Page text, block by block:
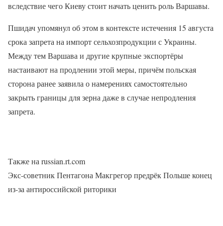
вследствие чего Киеву стоит начать ценить роль Варшавы.
Пшидач упомянул об этом в контексте истечения 15 августа
срока запрета на импорт сельхозпродукции с Украины.
Между тем Варшава и другие крупные экспортёры
настаивают на продлении этой меры, причём польская
сторона ранее заявила о намерениях самостоятельно
закрыть границы для зерна даже в случае непродления
запрета.
Также на russian.rt.com
Экс-советник Пентагона Макгрегор предрёк Польше конец
из-за антироссийской риторики